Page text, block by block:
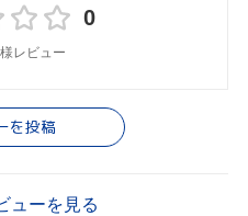
0
レビュー
を投稿
ューを見る